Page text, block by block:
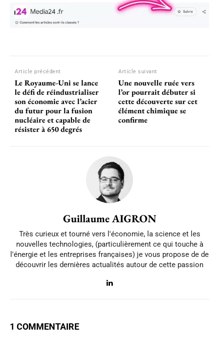
Article précédent
Le Royaume-Uni se lance
le défi de réindustrialiser
son économie avec l’acier
du futur pour la fusion
nucléaire et capable de
résister à 650 degrés
Article suivant
Une nouvelle ruée vers
l’or pourrait débuter si
cette découverte sur cet
élément chimique se
confirme
Guillaume AIGRON
Très curieux et tourné vers l'économie, la science et les
nouvelles technologies, (particulièrement ce qui touche à
l'énergie et les entreprises françaises) je vous propose de de
découvrir les dernières actualités autour de cette passion
1 COMMENTAIRE